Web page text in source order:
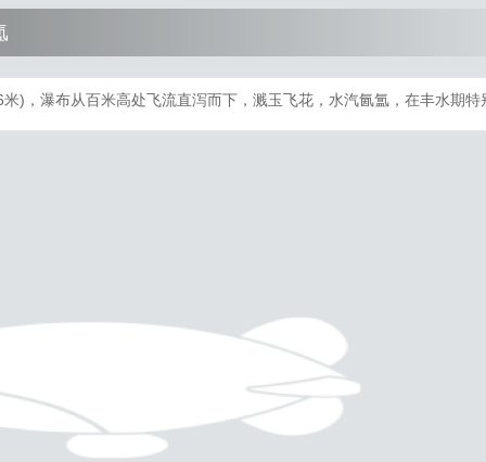
)，瀑布从百米高处飞流直泻而下，溅玉飞花，水汽氤氲，在丰水期特